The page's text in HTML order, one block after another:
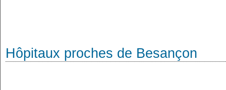
Hôpitaux proches de Besançon